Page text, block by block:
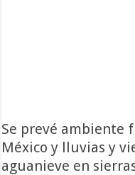
Se prevé ambiente
México y lluvias y
aguanieve en